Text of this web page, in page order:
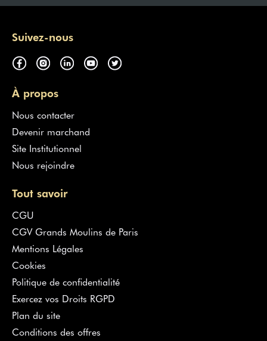
Suivez-nous
À propos
Nous contacter
Devenir marchand
Site Institutionnel
Nous rejoindre
Tout savoir
CGU
CGV Grands Moulins de Paris
Mentions Légales
Cookies
Politique de confidentialité
Exercez vos Droits RGPD
Plan du site
Conditions des offres